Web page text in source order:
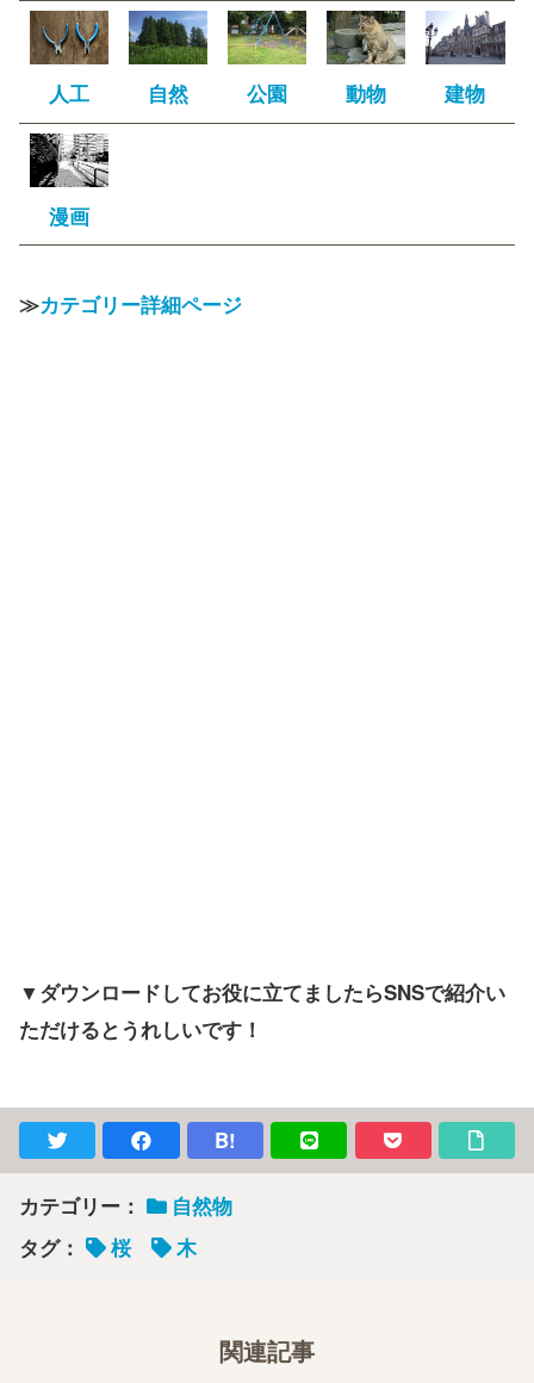
人工 自然 公園 動物 建物
漫画
≫カテゴリー詳細ページ
▼ダウンロードしてお役に立てましたらSNSで紹介い
ただけるとうれしいです！
B!
カテゴリー：
自然物
タグ：
桜 木
関連記事